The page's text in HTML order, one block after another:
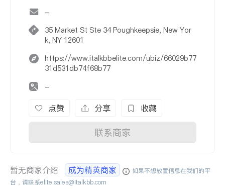
-
35 Market St Ste 34 Poughkeepsie, New Yor
k, NY 12601
https://www.italkbbelite.com/ubiz/66029b77
31d531db74f68b77
-
点赞 分享 收藏
联系商家
暂无商家介绍 成为精英商家
如果不想放置信息在我们的平
台，请联系elite.sales@italkbb.com